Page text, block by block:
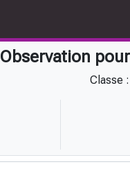
Observation
Classe :